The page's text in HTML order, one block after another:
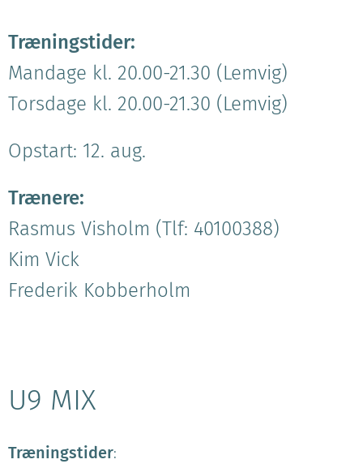
Træningstider:
Mandage kl. 20.00-21.30 (Lemvig)
Torsdage kl. 20.00-21.30 (Lemvig)
Opstart: 12. aug.
Trænere:
Rasmus Visholm (Tlf: 40100388)
Kim Vick
Frederik Kobberholm
U9 MIX
Træningstider: